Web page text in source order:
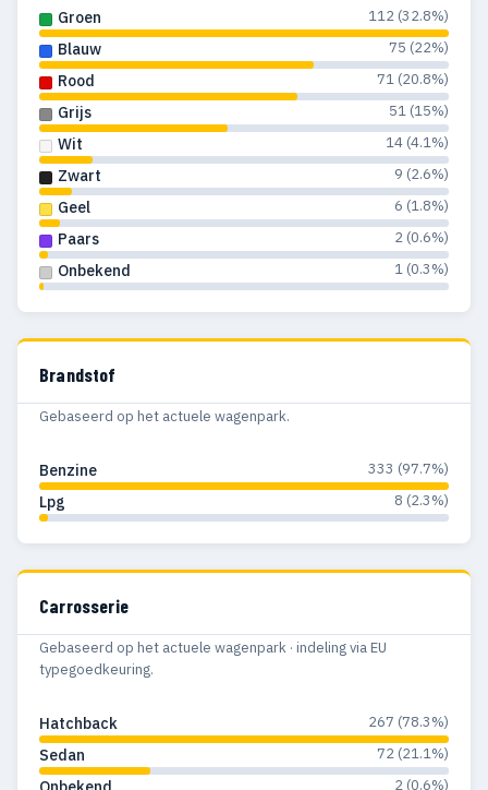
Groen 112 (32.8%)
Blauw 75 (22%)
Rood 71 (20.8%)
Grijs 51 (15%)
Wit 14 (4.1%)
Zwart 9 (2.6%)
Geel 6 (1.8%)
Paars 2 (0.6%)
Onbekend 1 (0.3%)
Brandstof
Gebaseerd op het actuele wagenpark.
Benzine 333 (97.7%)
Lpg 8 (2.3%)
Carrosserie
Gebaseerd op het actuele wagenpark · indeling via EU
typegoedkeuring.
Hatchback 267 (78.3%)
Sedan 72 (21.1%)
2 (0.6%)